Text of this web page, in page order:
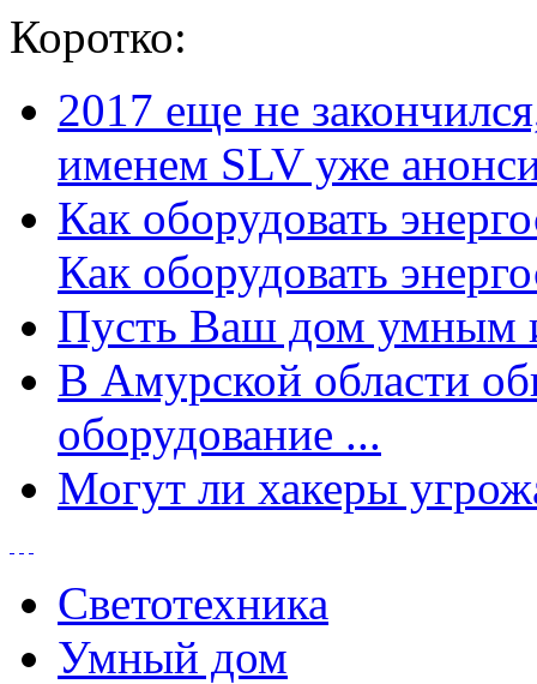
Коротко:
2017 еще не
именем SLV уже
Как оборудовать
Как оборудовать
Пусть Ваш дом умным
В Амурской области
оборудование ...
Могут ли хакеры
Светотехника
Умный дом